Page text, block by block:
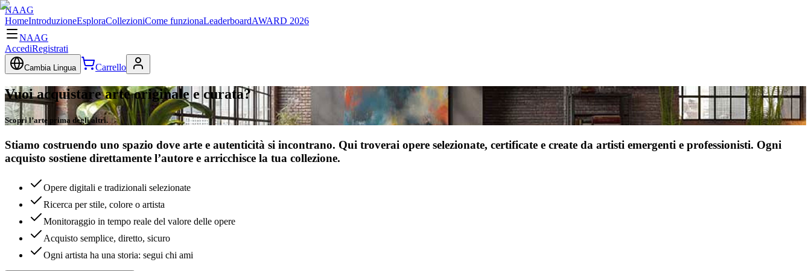
NAAG
HomeIntroduzioneEsploraCollezioniCome funzionaLeaderboardAWARD 2026
NAAG
AccediRegistrati
Cambia Lingua Carrello
Vuoi acquistare arte originale e curata?
Scopri l’arte prima degli altri.
Stiamo costruendo uno spazio dove arte e autenticità si incontrano. Qui troverai opere selezionate, certificate e create da artisti emergenti e professionisti. Ogni
acquisto sostiene direttamente l’autore e arricchisce la tua collezione.
Opere digitali e tradizionali selezionate
Ricerca per stile, colore o artista
Monitoraggio in tempo reale del valore delle opere
Acquisto semplice, diretto, sicuro
Ogni artista ha una storia: segui chi ami